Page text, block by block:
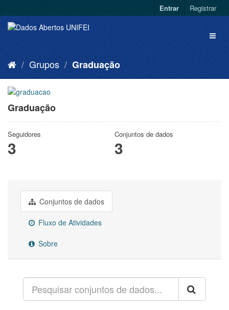
Entrar Registrar
Grupos Graduação
Graduação
Seguidores
3
Conjuntos de dados
3
Conjuntos de dados
Fluxo de Atividades
Sobre